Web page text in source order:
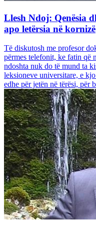
Llesh Ndoj: Qenësia
apo letërsia në kornizë
Të diskutosh me profesor
përmes telefonit, ke fatin që
ndoshta nuk do të mund ta
leksioneve universitare, e
edhe për jetën në tërësi, për